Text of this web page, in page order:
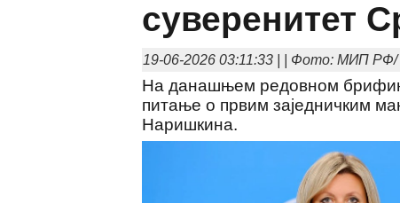
суверенитет
19-06-2026 03:11:33 | | Фото: МИП РФ/
На данашњем редовном
питање о првим заједничким
Наришкина.